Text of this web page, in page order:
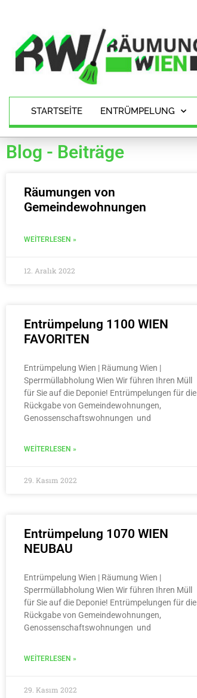
STARTSEITE ENTRÜMPELUNG
Blog - Beiträge
Räumungen von
Gemeindewohnungen
WEITERLESEN »
12. Aralık 2022
Entrümpelung 1100 WIEN
FAVORITEN
Entrümpelung Wien | Räumung Wien |
Sperrmüllabholung Wien Wir führen Ihren Müll
für Sie auf die Deponie! Entrümpelungen für die
Rückgabe von Gemeindewohnungen,
Genossenschaftswohnungen und
WEITERLESEN »
29. Kasım 2022
Entrümpelung 1070 WIEN
NEUBAU
Entrümpelung Wien | Räumung Wien |
Sperrmüllabholung Wien Wir führen Ihren Müll
für Sie auf die Deponie! Entrümpelungen für die
Rückgabe von Gemeindewohnungen,
Genossenschaftswohnungen und
WEITERLESEN »
29. Kasım 2022